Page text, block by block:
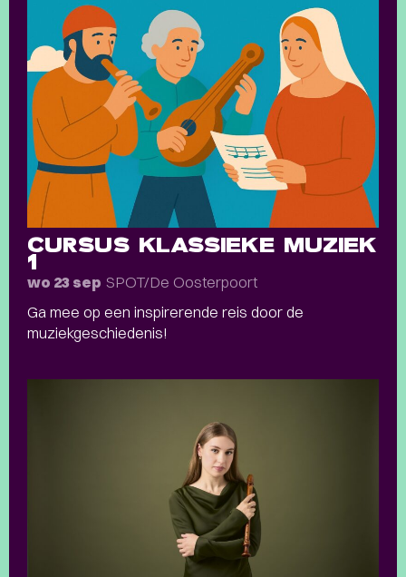
CURSUS KLASSIEKE MUZIEK
1
wo 23 sep SPOT/De Oosterpoort
Ga mee op een inspirerende reis door de
muziekgeschiedenis!